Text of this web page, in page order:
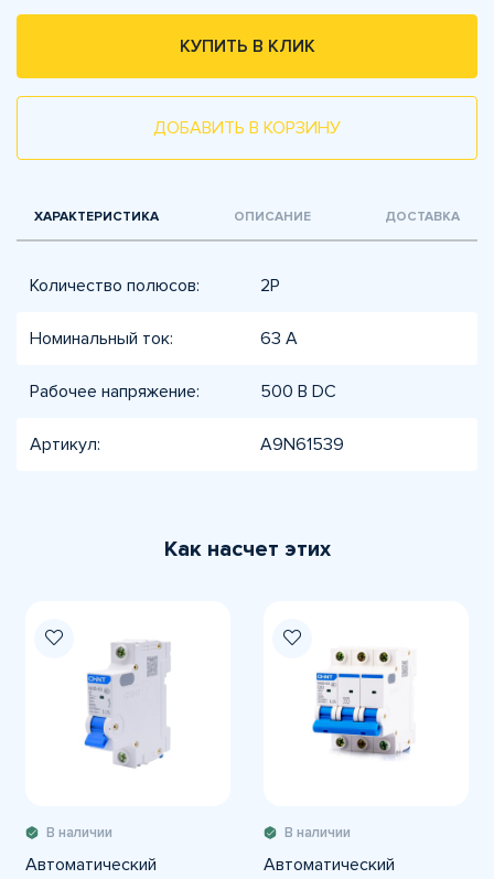
КУПИТЬ В КЛИК
ДОБАВИТЬ В КОРЗИНУ
ХАРАКТЕРИСТИКА ОПИСАНИЕ ДОСТАВКА
Количество полюсов: 2P
Номинальный ток: 63 А
Рабочее напряжение: 500 В DC
Артикул: A9N61539
Как насчет этих
В наличии
Автоматический
В наличии
Автоматический